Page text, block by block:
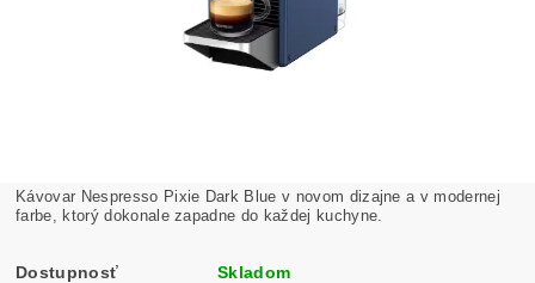
Kávovar Nespresso Pixie Dark Blue v novom dizajne a v modernej
farbe, ktorý dokonale zapadne do každej kuchyne.
Dostupnosť Skladom